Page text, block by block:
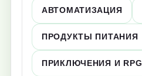
АВТОМАТИЗАЦИЯ
ПРОДУКТЫ ПИТАНИЯ
ПРИКЛЮЧЕНИЯ И RPG